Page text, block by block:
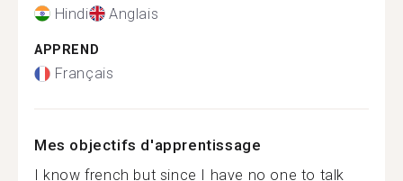
Hindi Anglais
APPREND
Français
Mes objectifs d'apprentissage
I know french but since I have no one to talk